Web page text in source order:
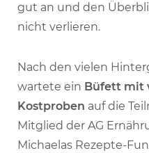
gut an und den
nicht verlieren.
Nach den vielen
wartete ein Büfett mit
Kostproben auf die
Mitglied der AG
Michaelas Rezepte-